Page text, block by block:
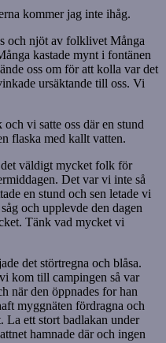
kommer jag inte ihåg.
och njöt av folklivet Många
kastade mynt i fontänen
oss om för att kolla var det
ursäktande till oss. Vi
vi satte oss där en stund
flaska med kallt vatten.
väldigt mycket folk för
Det var vi inte så
en stund och sen letade vi
och upplevde den dagen
Tänk vad mycket vi
det störtregna och blåsa.
kom till campingen så var
när den öppnades for han
myggnäten fördragna och
La ett stort badlakan under
hamnade där och ingen